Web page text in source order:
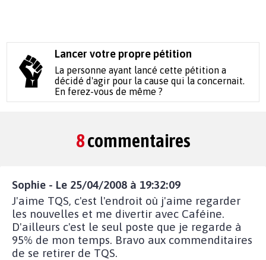
Lancer votre propre pétition
La personne ayant lancé cette pétition a
décidé d'agir pour la cause qui la concernait.
En ferez-vous de même ?
8commentaires
Sophie - Le 25/04/2008 à 19:32:09
J'aime TQS, c'est l'endroit où j'aime regarder
les nouvelles et me divertir avec Caféine.
D'ailleurs c'est le seul poste que je regarde à
95% de mon temps. Bravo aux commenditaires
de se retirer de TQS.